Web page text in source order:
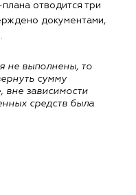
отводится три
документами,
не выполнены, то
сумму
вне зависимости
средств была